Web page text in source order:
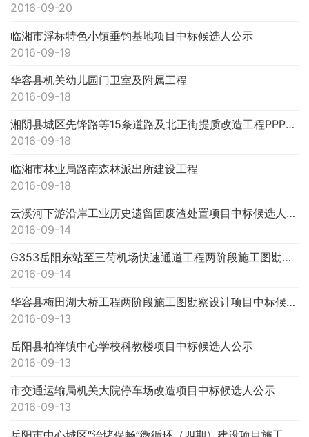
2016-09-20
临湘市浮标特色小镇垂钓基地项目中标候选人公示
2016-09-19
华容县机关幼儿园门卫室及附属工程
2016-09-18
湘阴县城区先锋路等15条道路及北正街提质改造工程PPP项目中标候选人公示
2016-09-18
临湘市林业局路南森林派出所建设工程
2016-09-18
云溪河下游沿岸工业历史遗留固废渣处置项目中标候选人公示
2016-09-14
G353岳阳东站至三荷机场快速通道工程两阶段施工图勘察设计项目中标候选人公示
2016-09-14
华容县梅田湖大桥工程两阶段施工图勘察设计项目中标候选人公示
2016-09-13
岳阳县柏祥镇中心学校科教楼项目中标候选人公示
2016-09-13
市交通运输局机关大院停车场改造项目中标候选人公示
2016-09-13